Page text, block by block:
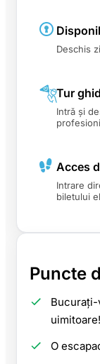
Deschis
Tur
Intră și
Acces
Intrare
biletului
Puncte
uimitoare!
O